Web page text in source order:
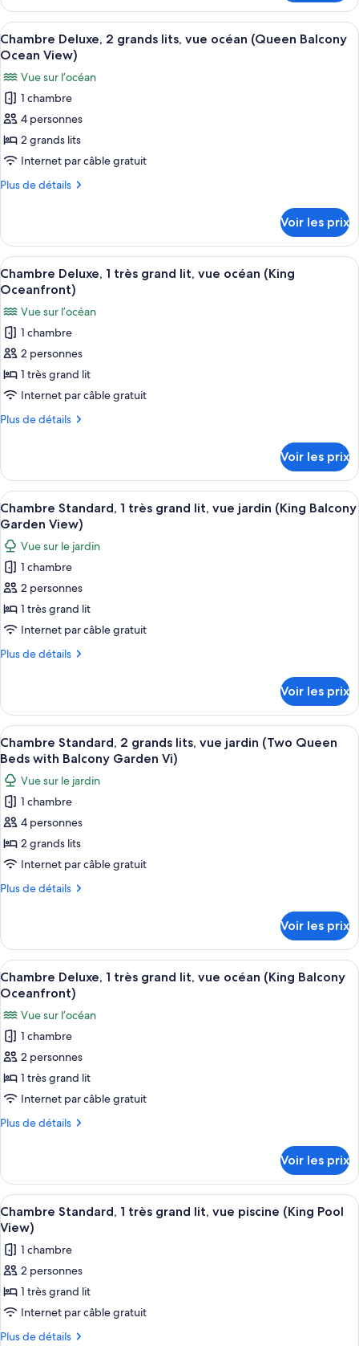
très
grand
lit,
vue
océan
(Signature
King
Balcony
Oceanfront)
le
type
de
chambre
Deluxe,
très
grand
lit,
océan
(Signature
Afficher
toutes
photos
pour
ce
type
de
chambre :
2
grands
lits,
vue
océan
(Queen
Balcony
Ocean
View)
Une chambre d’hôtel avec deux
10
Chambre Deluxe, 2 grands lits, vue océan (Queen Balcony
Ocean View)
Vue sur l’océan
1 chambre
4 personnes
2 grands lits
Internet par câble gratuit
Plus de détails
Plus
le
type
de
chambre
Deluxe,
2
grands
lits,
vue
(Queen
Balcony
Voir les prix
Afficher
toutes
photos
pour
ce
type
de
chambre :
1
très
grand
lit,
vue
océan
(King
Oceanfront)
Une chambre d’hôtel avec un grand
8
Chambre Deluxe, 1 très grand lit, vue océan (King
Oceanfront)
Vue sur l’océan
1 chambre
2 personnes
1 très grand lit
Internet par câble gratuit
Plus de détails
Plus
le
type
de
chambre
Deluxe,
très
grand
lit,
océan
(King
Voir les prix
Afficher
toutes
les
photos
pour
ce
type
de
chambre :
1
très
grand
lit,
vue
jardin
(King
Balcony
Garden
View)
Une chambre d’hôtel moderne,
9
Chambre Standard, 1 très grand lit, vue jardin (King Balcony
Garden View)
Vue sur le jardin
1 chambre
2 personnes
1 très grand lit
Internet par câble gratuit
Plus de détails
Plus
le
type
de
chambre
Standard,
très
grand
lit,
jardin
(King
Voir les prix
Afficher
toutes
les
photos
pour
ce
type
de
chambre :
2
grands
lits,
vue
jardin
(Two
Queen
Beds
with
Balcony
Garden
Une chambre d’hôtel avec deux
8
Chambre Standard, 2 grands lits, vue jardin (Two Queen
Beds with Balcony Garden Vi)
Vue sur le jardin
1 chambre
4 personnes
2 grands lits
Internet par câble gratuit
Plus de détails
Plus
le
type
de
chambre
Standard,
2
grands
lits,
vue
(Two
Queen
Garden
Voir les prix
Afficher
toutes
photos
pour
ce
type
de
chambre :
1
très
grand
lit,
vue
océan
(King
Balcony
Oceanfront)
Une chambre d’hôtel avec un
8
Chambre Deluxe, 1 très grand lit, vue océan (King Balcony
Oceanfront)
Vue sur l’océan
1 chambre
2 personnes
1 très grand lit
Internet par câble gratuit
Plus de détails
Plus
le
type
de
chambre
Chambre
Deluxe,
grand
lit,
océan
Voir les prix
Afficher
toutes
les
photos
pour
ce
type
de
Une chambre d’hôtel moderne,
8
Chambre Standard, 1 très grand lit, vue piscine (King Pool
View)
1 chambre
2 personnes
1 très grand lit
Internet par câble gratuit
Plus de détails
Plus